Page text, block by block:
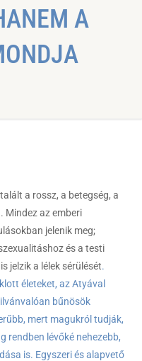
A
a rossz, a betegség, a
Mindez az emberi
jelenik meg;
és a testi
jelzik a lélek sérülését.
életeket, az Atyával
bűnösök
mert magukról tudják,
rendben lévőké nehezebb,
is. Egyszeri és alapvető